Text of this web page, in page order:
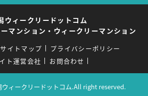
ウィークリードットコム
マンション・ウィークリーマンション
サイトマップ
プライバシーポリシー
ト運営会社
お問合わせ
ィークリードットコム.All right reserved.